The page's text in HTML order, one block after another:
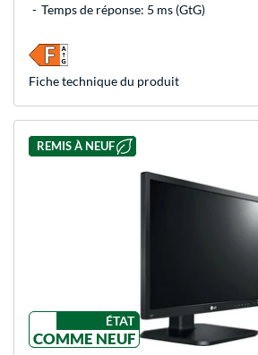
Temps de réponse: 5 ms (GtG)
Fiche technique du produit
REMIS À NEUF
ÉTAT
COMME NEUF